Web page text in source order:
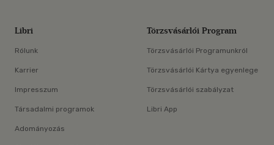
Libri
Rólunk
Karrier
Impresszum
Társadalmi programok
Adományozás
Törzsvásárlói Program
Törzsvásárlói Programunkról
Törzsvásárlói Kártya egyenlege
Törzsvásárlói szabályzat
Libri App